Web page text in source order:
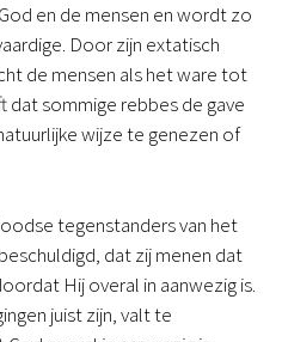
en de mensen en wordt zo
Door zijn extatisch
de mensen als het ware tot
dat sommige rebbes de gave
wijze te genezen of
tegenstanders van het
dat zij menen dat
Hij overal in aanwezig is.
juist zijn, valt te